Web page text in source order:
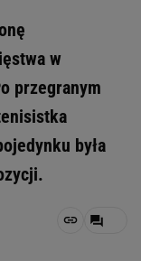
w
przegranym
była